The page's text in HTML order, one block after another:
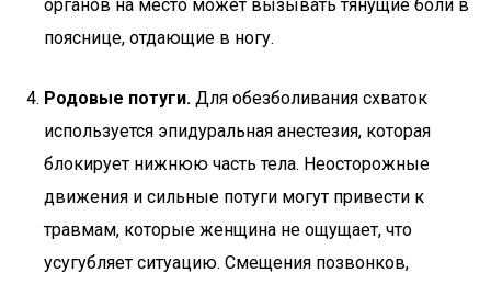
органов на место может вызывать тянущие боли в
пояснице, отдающие в ногу.
Родовые потуги. Для обезболивания схваток
используется эпидуральная анестезия, которая
блокирует нижнюю часть тела. Неосторожные
движения и сильные потуги могут привести к
травмам, которые женщина не ощущает, что
усугубляет ситуацию. Смещения позвонков,